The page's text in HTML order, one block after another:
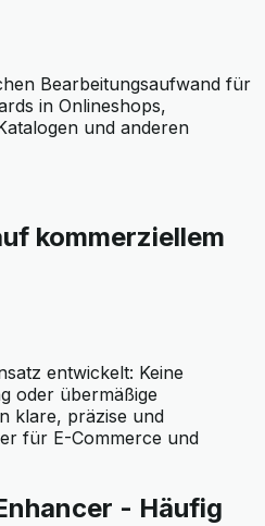
Bearbeitungsaufwand für
in Onlineshops,
und anderen
kommerziellem
entwickelt: Keine
oder übermäßige
klare, präzise und
für E-Commerce und
- Häufig